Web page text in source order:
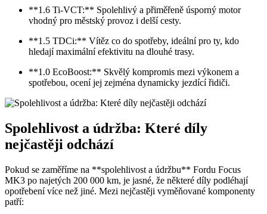
**1.6 Ti-VCT:** Spolehlivý a přiměřeně úsporný motor
vhodný pro městský provoz i delší cesty.
**1.5 TDCi:** Vítěz co do spotřeby, ideální pro ty, kdo
hledají maximální efektivitu na dlouhé trasy.
**1.0 EcoBoost:** Skvělý kompromis mezi výkonem a
spotřebou, ocení jej zejména dynamicky jezdící řidiči.
Spolehlivost a údržba: Které díly
nejčastěji odchází
Pokud se zaměříme na **spolehlivost a údržbu** Fordu Focus
MK3 po najetých 200 000 km, je jasné, že některé díly podléhají
opotřebení více než jiné. Mezi nejčastěji vyměňované komponenty
patří: